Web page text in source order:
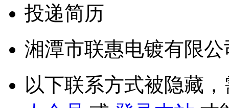
投递简历
湘潭市联惠电镀有限
以下联系方式被隐藏